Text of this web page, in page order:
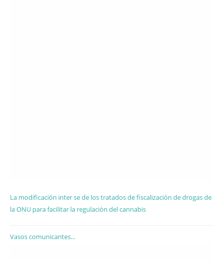
La modificación inter se de los tratados de fiscalización de drogas de
la ONU para facilitar la regulación del cannabis
Vasos comunicantes...